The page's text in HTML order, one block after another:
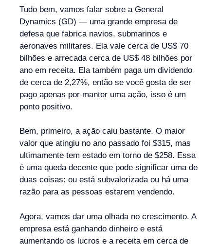
Tudo bem, vamos falar sobre a General
Dynamics (GD) — uma grande empresa de
defesa que fabrica navios, submarinos e
aeronaves militares. Ela vale cerca de US$ 70
bilhões e arrecada cerca de US$ 48 bilhões por
ano em receita. Ela também paga um dividendo
de cerca de 2,27%, então se você gosta de ser
pago apenas por manter uma ação, isso é um
ponto positivo.
Bem, primeiro, a ação caiu bastante. O maior
valor que atingiu no ano passado foi $315, mas
ultimamente tem estado em torno de $258. Essa
é uma queda decente que pode significar uma de
duas coisas: ou está subvalorizada ou há uma
razão para as pessoas estarem vendendo.
Agora, vamos dar uma olhada no crescimento. A
empresa está ganhando dinheiro e está
aumentando os lucros e a receita em cerca de